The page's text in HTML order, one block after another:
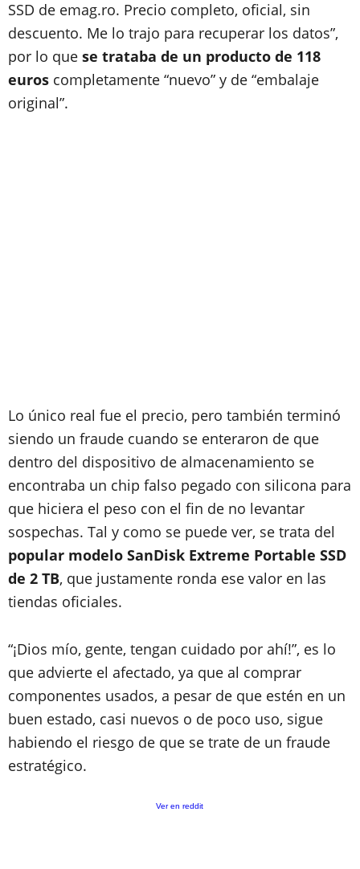
SSD de emag.ro. Precio completo, oficial, sin
descuento. Me lo trajo para recuperar los datos”,
por lo que se trataba de un producto de 118
euros completamente “nuevo” y de “embalaje
original”.
Lo único real fue el precio, pero también terminó
siendo un fraude cuando se enteraron de que
dentro del dispositivo de almacenamiento se
encontraba un chip falso pegado con silicona para
que hiciera el peso con el fin de no levantar
sospechas. Tal y como se puede ver, se trata del
popular modelo SanDisk Extreme Portable SSD
de 2 TB, que justamente ronda ese valor en las
tiendas oficiales.
“¡Dios mío, gente, tengan cuidado por ahí!”, es lo
que advierte el afectado, ya que al comprar
componentes usados, a pesar de que estén en un
buen estado, casi nuevos o de poco uso, sigue
habiendo el riesgo de que se trate de un fraude
estratégico.
Ver en reddit